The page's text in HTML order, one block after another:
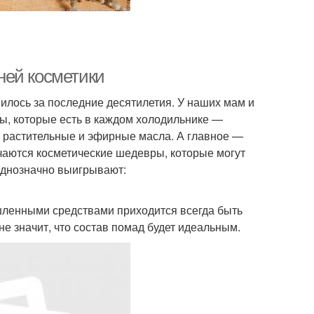
косметики
за последние десятилетия. У наших мам и
которые есть в каждом холодильнике —
и эфирные масла. А главное —
косметические шедевры, которые могут
выигрывают:
средствами приходится всегда быть
значит, что состав помад будет идеальным.